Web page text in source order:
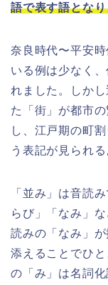
語で表す語とな
奈良時代〜平安
いる例は少なく
れました。しか
た「街」が都市
し、江戸期の町
う表記が見られ
「並み」は音読
らび」「なみ」
読みの「なみ」
添えることでひ
の「み」は名詞